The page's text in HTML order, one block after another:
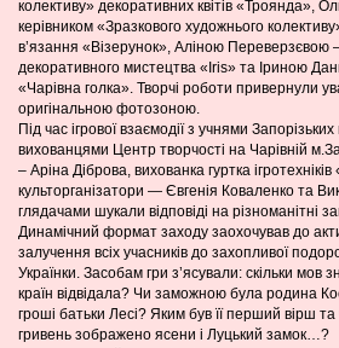
колективу» декоративних квітів «Троянда»,
керівником «Зразкового художнього
в’язання «Візерунок», Аліною Переверзєвою –
декоративного мистецтва «Iris» та Іриною
«Чарівна голка». Творчі роботи привернули
оригінальною фотозоною.
Під час ігрової взаємодії з учнями
вихованцями Центр творчості на Чарівній
– Аріна Діброва, вихованка гуртка
культорганізатори — Євгенія Коваленко та
глядачами шукали відповіді на різноманітні
Динамічний формат заходу заохочував до
залучення всіх учасників до захопливої
Українки. Засобам гри з’ясували: скільки мов
країн відвідала? Чи заможною була родина
гроші батьки Лесі? Яким був її перший вірш
гривень зображено ясени і Луцький замок…?